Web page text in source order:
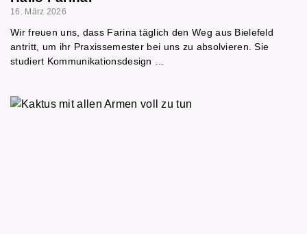
16. März 2026
Wir freuen uns, dass Farina täglich den Weg aus Bielefeld
antritt, um ihr Praxissemester bei uns zu absolvieren. Sie
studiert Kommunikationsdesign …